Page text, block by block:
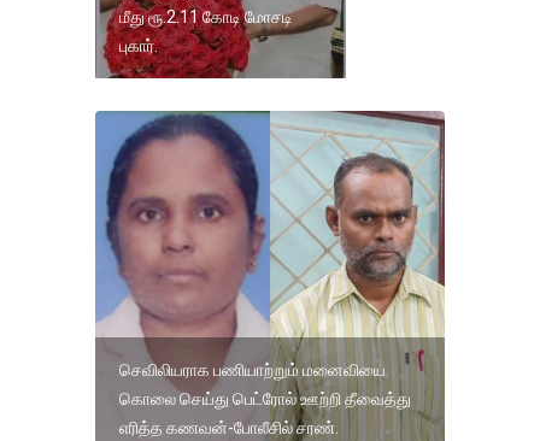
மீது ரூ.2.11 கோடி மோசடி
புகார்.
செவிலியராக பணியாற்றும் மனைவியை
கொலை செய்து பெட்ரோல் ஊற்றி தீவைத்து
எரித்த கணவன்-போலீசில் சரண்.